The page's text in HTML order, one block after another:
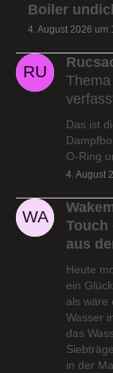
Boiler
4. August 2026 um
Thema
Das ist
O-Ring
4. August
Touch
aus
Heute
ein
als wäre
Wasser
das
in der